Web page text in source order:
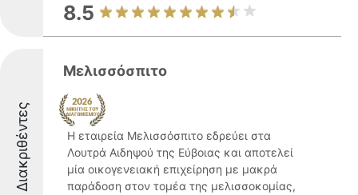
8.5
Διακριθέντες
Μελισσόσπιτο
Η εταιρεία Μελισσόσπιτο εδρεύει στα
Λουτρά Αιδηψού της Εύβοιας και αποτελεί
μία οικογενειακή επιχείρηση με μακρά
παράδοση στον τομέα της μελισσοκομίας,